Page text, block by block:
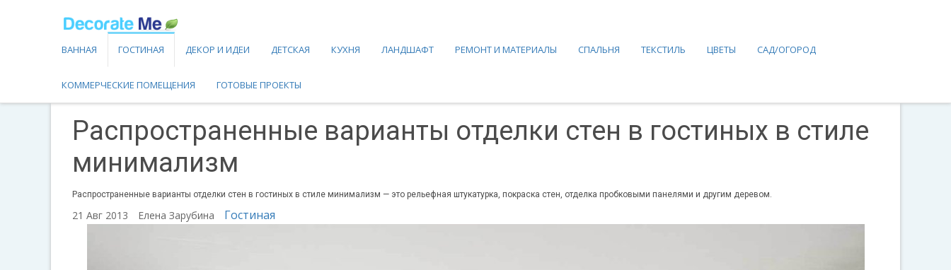
ВАННАЯ ГОСТИНАЯ ДЕКОР И ИДЕИ ДЕТСКАЯ КУХНЯ ЛАНДШАФТ РЕМОНТ И МАТЕРИАЛЫ СПАЛЬНЯ ТЕКСТИЛЬ ЦВЕТЫ САД/ОГОРОД
КОММЕРЧЕСКИЕ ПОМЕЩЕНИЯ ГОТОВЫЕ ПРОЕКТЫ
Распространенные варианты отделки стен в гостиных в стиле
минимализм
Распространенные варианты отделки стен в гостиных в стиле минимализм — это рельефная штукатурка, покраска стен, отделка пробковыми панелями и другим деревом.
21 Авг 2013 Елена Зарубина Гостиная